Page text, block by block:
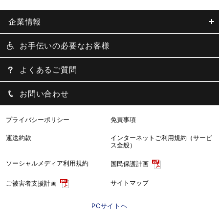
企業情報
お手伝いの必要なお客様
よくあるご質問
お問い合わせ
プライバシーポリシー 免責事項
運送約款
インターネットご利用規約（サービ
ス全般）
ソーシャルメディア利用規約 国民保護計画
ご被害者支援計画 サイトマップ
PCサイトヘ